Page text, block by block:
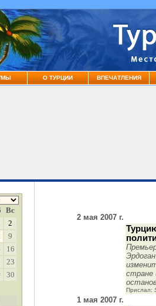
О ТУРЦИИ ВПЕЧАТЛЕНИЯ
Вс
2
9
16
23
30
2 мая 2007 г.
стране
Прислал:
1 мая 2007 г.